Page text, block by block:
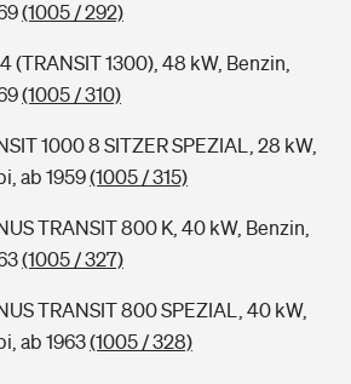
(1005 / 292)
(TRANSIT 1300), 48 kW, Benzin,
(1005 / 310)
1000 8 SITZER SPEZIAL, 28 kW,
ab 1959(1005 / 315)
TRANSIT 800 K, 40 kW, Benzin,
(1005 / 327)
TRANSIT 800 SPEZIAL, 40 kW,
ab 1963(1005 / 328)